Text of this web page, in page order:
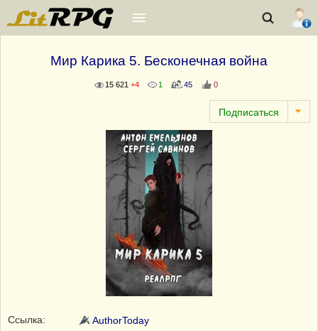
Мир Карика 5. Бесконечная война
15 621 +4 1 45 0
Ссылка:
AuthorToday